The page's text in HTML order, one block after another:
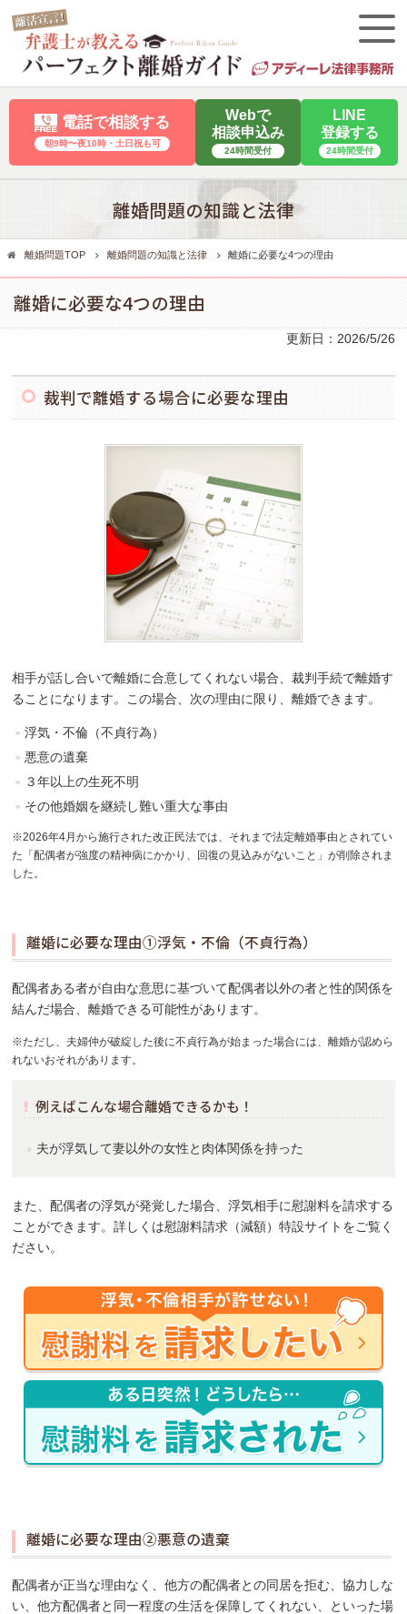
電話で相談する
朝9時〜夜10時・⼟⽇祝も可
Webで
相談申込み
24時間受付
LINE
登録する
24時間受付
離婚問題の知識と法律
離婚問題TOP 離婚問題の知識と法律 離婚に必要な4つの理由
離婚に必要な4つの理由
更新日： 2026/5/26
裁判で離婚する場合に必要な理由
相手が話し合いで離婚に合意してくれない場合、裁判手続で離婚す
ることになります。この場合、次の理由に限り、離婚できます。
浮気・不倫（不貞行為）
悪意の遺棄
３年以上の生死不明
その他婚姻を継続し難い重大な事由
※2026年4月から施行された改正民法では、それまで法定離婚事由とされてい
た「配偶者が強度の精神病にかかり、回復の見込みがないこと」が削除されま
した。
離婚に必要な理由①浮気・不倫（不貞行為）
配偶者ある者が自由な意思に基づいて配偶者以外の者と性的関係を
結んだ場合、離婚できる可能性があります。
※ただし、夫婦仲が破綻した後に不貞行為が始まった場合には、離婚が認めら
れないおそれがあります。
例えばこんな場合離婚できるかも！
夫が浮気して妻以外の女性と肉体関係を持った
また、配偶者の浮気が発覚した場合、浮気相手に慰謝料を請求する
ことができます。詳しくは慰謝料請求（減額）特設サイトをご覧く
ださい。
離婚に必要な理由②悪意の遺棄
配偶者が正当な理由なく、他方の配偶者との同居を拒む、協力しな
い、他方配偶者と同一程度の生活を保障してくれない、といった場